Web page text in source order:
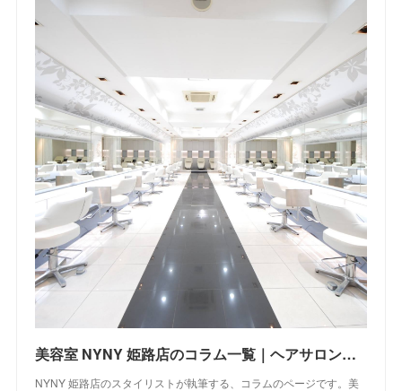
美容室 NYNY 姫路店のコラム一覧｜ヘアサロン・美容院｜ニューヨークニューヨーク
NYNY 姫路店のスタイリストが執筆する、コラムのページです。美